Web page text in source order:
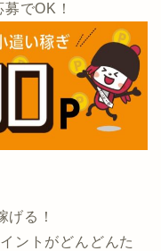
でOK！
る！
ントがどんどんた